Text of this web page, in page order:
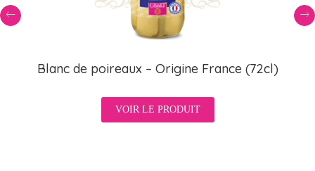
Blanc de poireaux – Origine France (72cl)
VOIR LE PRODUIT